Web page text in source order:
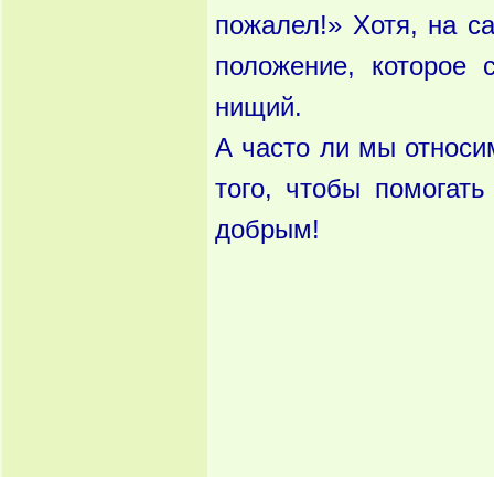
пожалел!» Хотя, на
положение, которое
нищий.
А часто ли мы
того, чтобы
добрым!